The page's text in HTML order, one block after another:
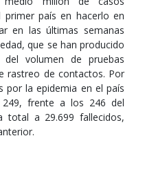
país en hacerlo en
en las últimas semanas
que se han producido
volumen de pruebas
rastreo de contactos. Por
por la epidemia en el país
frente a los 246 del
total a 29.699 fallecidos,